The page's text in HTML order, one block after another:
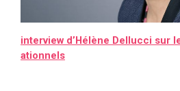
interview d’Hélène Dellucci sur
ationnels